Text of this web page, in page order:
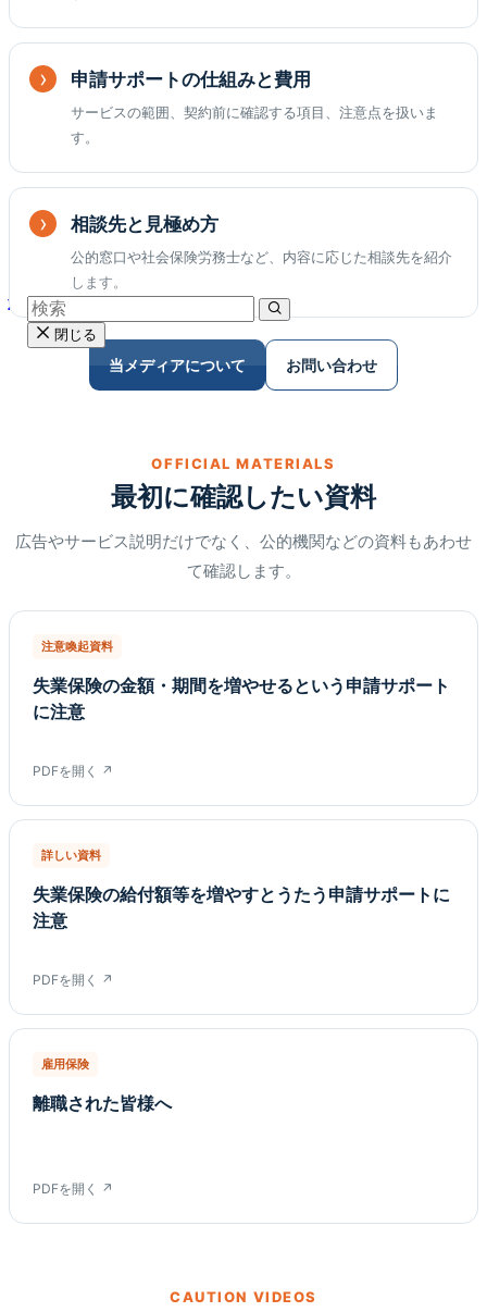
申請サポートの仕組みと費用
サービスの範囲、契約前に確認する項目、注意点を扱いま
す。
相談先と見極め方
公的窓口や社会保険労務士など、内容に応じた相談先を紹介
します。
当メディアについて お問い合わせ
OFFICIAL MATERIALS
最初に確認したい資料
広告やサービス説明だけでなく、公的機関などの資料もあわせ
て確認します。
注意喚起資料
失業保険の金額・期間を増やせるという申請サポート
に注意
PDFを開く ↗
詳しい資料
失業保険の給付額等を増やすとうたう申請サポートに
注意
PDFを開く ↗
雇用保険
離職された皆様へ
PDFを開く ↗
CAUTION VIDEOS
閉じる